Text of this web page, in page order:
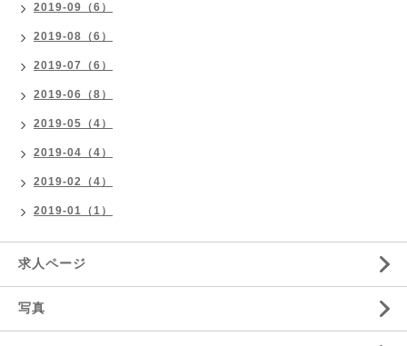
2019-09（6）
2019-08（6）
2019-07（6）
2019-06（8）
2019-05（4）
2019-04（4）
2019-02（4）
2019-01（1）
求人ページ
写真